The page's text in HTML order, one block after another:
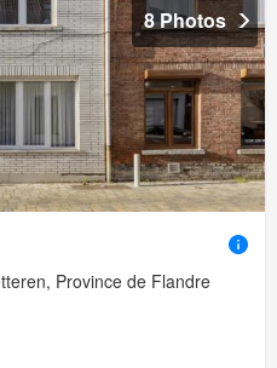
8 Photos
Province de Flandre